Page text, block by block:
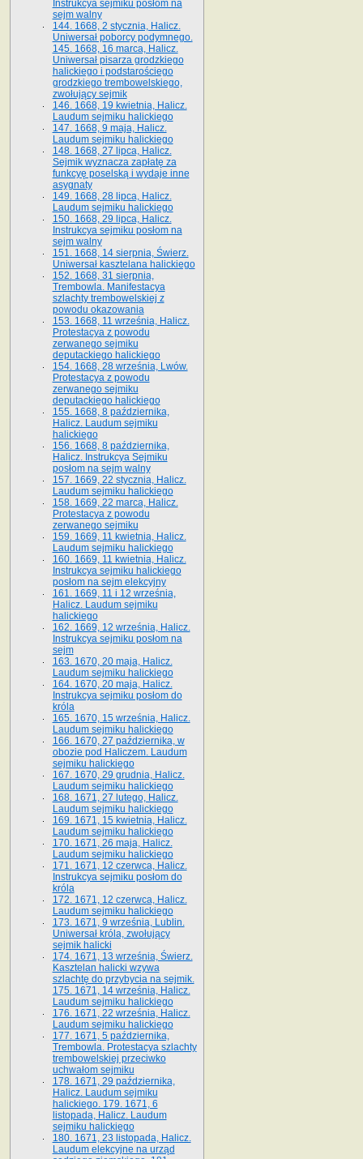
Instrukcya sejmiku posłom na
sejm walny
144. 1668, 2 stycznia, Halicz.
Uniwersał poborcy podymnego.
145. 1668, 16 marca, Halicz.
Uniwersał pisarza grodzkiego
halickiego i podstarościego
grodzkiego trembowelskiego,
zwołujący sejmik
146. 1668, 19 kwietnia, Halicz.
Laudum sejmiku halickiego
147. 1668, 9 maja, Halicz.
Laudum sejmiku halickiego
148. 1668, 27 lipca, Halicz.
Sejmik wyznacza zapłatę za
funkcyę poselską i wydaje inne
asygnaty
149. 1668, 28 lipca, Halicz.
Laudum sejmiku halickiego
150. 1668, 29 lipca, Halicz.
Instrukcya sejmiku posłom na
sejm walny
151. 1668, 14 sierpnia, Świerz.
Uniwersał kasztelana halickiego
152. 1668, 31 sierpnia,
Trembowla. Manifestacya
szlachty trembowelskiej z
powodu okazowania
153. 1668, 11 września, Halicz.
Protestacya z powodu
zerwanego sejmiku
deputackiego halickiego
154. 1668, 28 września, Lwów.
Protestacya z powodu
zerwanego sejmiku
deputackiego halickiego
155. 1668, 8 października,
Halicz. Laudum sejmiku
halickiego
156. 1668, 8 października,
Halicz. Instrukcya Sejmiku
posłom na sejm walny
157. 1669, 22 stycznia, Halicz.
Laudum sejmiku halickiego
158. 1669, 22 marca, Halicz.
Protestacya z powodu
zerwanego sejmiku
159. 1669, 11 kwietnia, Halicz.
Laudum sejmiku halickiego
160. 1669, 11 kwietnia, Halicz.
Instrukcya sejmiku halickiego
posłom na sejm elekcyjny
161. 1669, 11 i 12 września,
Halicz. Laudum sejmiku
halickiego
162. 1669, 12 września, Halicz.
Instrukcya sejmiku posłom na
sejm
163. 1670, 20 maja, Halicz.
Laudum sejmiku halickiego
164. 1670, 20 maja, Halicz.
Instrukcya sejmiku posłom do
króla
165. 1670, 15 września, Halicz.
Laudum sejmiku halickiego
166. 1670, 27 października, w
obozie pod Haliczem. Laudum
sejmiku halickiego
167. 1670, 29 grudnia, Halicz.
Laudum sejmiku halickiego
168. 1671, 27 lutego, Halicz.
Laudum sejmiku halickiego
169. 1671, 15 kwietnia, Halicz.
Laudum sejmiku halickiego
170. 1671, 26 maja, Halicz.
Laudum sejmiku halickiego
171. 1671, 12 czerwca, Halicz.
Instrukcya sejmiku posłom do
króla
172. 1671, 12 czerwca, Halicz.
Laudum sejmiku halickiego
173. 1671, 9 września, Lublin.
Uniwersał króla, zwołujący
sejmik halicki
174. 1671, 13 września, Świerz.
Kasztelan halicki wzywa
szlachtę do przybycia na sejmik.
175. 1671, 14 września, Halicz.
Laudum sejmiku halickiego
176. 1671, 22 września, Halicz.
Laudum sejmiku halickiego
177. 1671, 5 października,
Trembowla. Protestacya szlachty
trembowelskiej przeciwko
uchwałom sejmiku
178. 1671, 29 października,
Halicz. Laudum sejmiku
halickiego. 179. 1671, 6
listopada, Halicz. Laudum
sejmiku halickiego
180. 1671, 23 listopada, Halicz.
Laudum elekcyjne na urząd